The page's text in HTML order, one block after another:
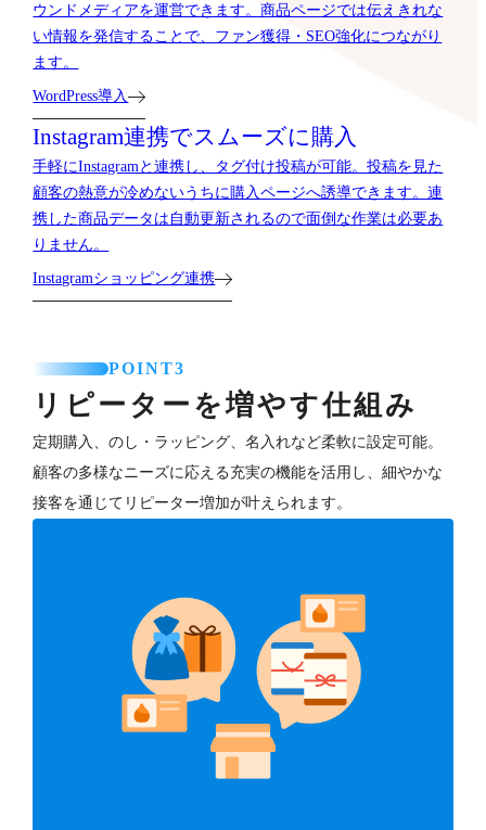
ウンドメディアを運営できます。商品ページでは伝えきれな
い情報を発信することで、ファン獲得・SEO強化につながり
ます。
WordPress導入
Instagram連携でスムーズに購入
手軽にInstagramと連携し、タグ付け投稿が可能。投稿を見た
顧客の熱意が冷めないうちに購入ページへ誘導できます。連
携した商品データは自動更新されるので面倒な作業は必要あ
りません。
Instagramショッピング連携
POINT3
リピーターを増やす仕組み
定期購入、のし・ラッピング、名入れなど柔軟に設定可能。
顧客の多様なニーズに応える充実の機能を活用し、細やかな
接客を通じてリピーター増加が叶えられます。